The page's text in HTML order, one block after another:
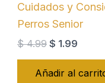
Cuidados y
Perros Senior
$4.99 El
original
era:
$ 1.99
actual
es:
Añadir al